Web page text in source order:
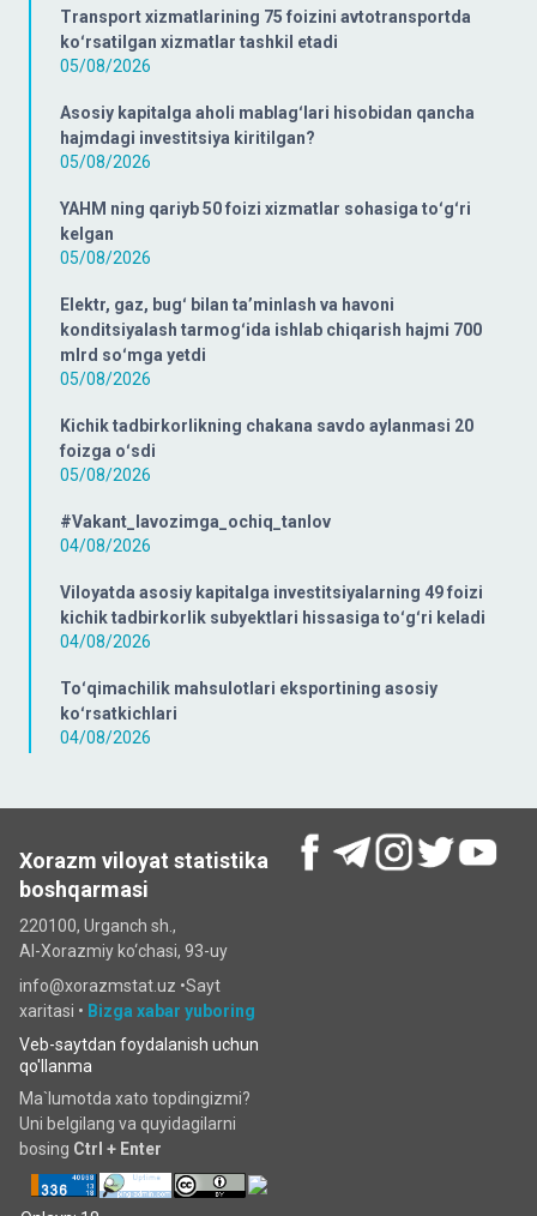
Transport xizmatlarining 75 foizini avtotransportda
koʻrsatilgan xizmatlar tashkil etadi
05/08/2026
Asosiy kapitalga aholi mablagʻlari hisobidan qancha
hajmdagi investitsiya kiritilgan?
05/08/2026
YAHM ning qariyb 50 foizi xizmatlar sohasiga toʻgʻri
kelgan
05/08/2026
Elektr, gaz, bugʻ bilan taʼminlash va havoni
konditsiyalash tarmogʻida ishlab chiqarish hajmi 700
mlrd soʻmga yetdi
05/08/2026
Kichik tadbirkorlikning chakana savdo aylanmasi 20
foizga oʻsdi
05/08/2026
#Vakant_lavozimga_ochiq_tanlov
04/08/2026
Viloyatda asosiy kapitalga investitsiyalarning 49 foizi
kichik tadbirkorlik subyektlari hissasiga toʻgʻri keladi
04/08/2026
Toʻqimachilik mahsulotlari eksportining asosiy
koʻrsatkichlari
04/08/2026
Xorazm viloyat statistika
boshqarmasi
220100, Urganch sh.,
Al-Xorazmiy ko‘chаsi, 93-uy
info@xorazmstat.uz •Sayt
xaritasi • Bizga xabar yuboring
Veb-saytdan foydalanish uchun
qo'llanma
Ma`lumotda xato topdingizmi?
Uni belgilang va quyidagilarni
bosing Ctrl + Enter